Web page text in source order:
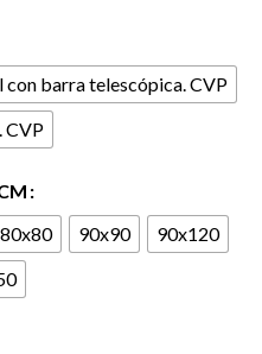
con barra telescópica. CVP
CVP
80x80 90x90
90x120